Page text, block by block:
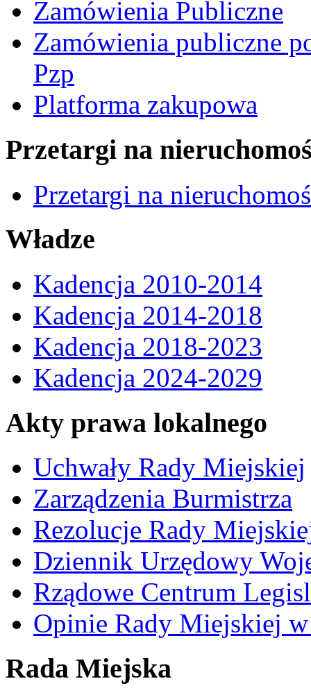
Zamówienia Publiczne
Zamówienia publiczne
Pzp
Platforma zakupowa
Przetargi na
Przetargi na
Władze
Kadencja 2010-2014
Kadencja 2014-2018
Kadencja 2018-2023
Kadencja 2024-2029
Akty prawa lokalnego
Uchwały Rady Miejskiej
Zarządzenia Burmistrza
Rezolucje Rady
Dziennik Urzędowy
Rządowe Centrum
Opinie Rady Miejskiej w
Rada Miejska